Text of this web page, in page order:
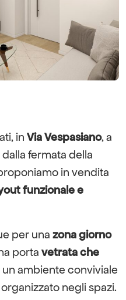
in Via Vespasiano, a
fermata della
in vendita
funzionale e
per una zona giorno
porta vetrata che
ambiente conviviale
negli spazi.